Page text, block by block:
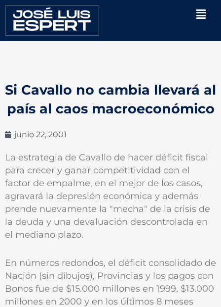
contenido
Si Cavallo no cambia llevará al
país al caos macroeconómico
junio 22, 2001
La estrategia de Cavallo de hacer déficit fiscal
para crecer y ganar competitividad con el
factor de empalme, en el mejor de los casos,
agravará la depresión económica y además
prende nuevamente la "mecha" de la crisis de
la deuda y una devaluación descontrolada en
el mediano plazo.
En números redondos, el déficit consolidado de
Nación (sin dibujos), Provincias y los pagos con
Bonos fue de $15.000 millones en 1999, $13.000
millones en 2000 y en los últimos 8 meses